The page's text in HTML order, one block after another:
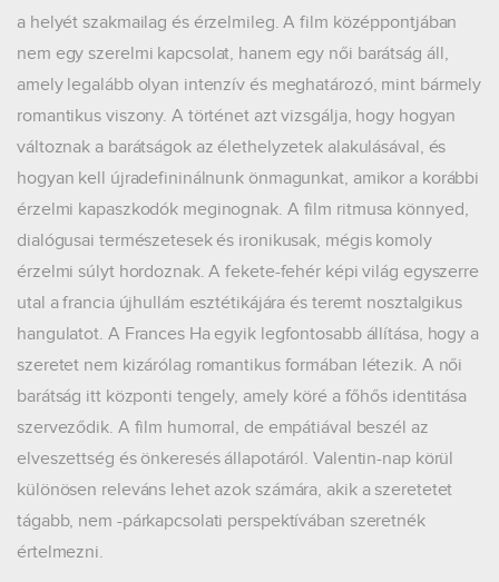
a helyét szakmailag és érzelmileg. A film középpontjában
nem egy szerelmi kapcsolat, hanem egy női barátság áll,
amely legalább olyan intenzív és meghatározó, mint bármely
romantikus viszony. A történet azt vizsgálja, hogy hogyan
változnak a barátságok az élethelyzetek alakulásával, és
hogyan kell újradefininálnunk önmagunkat, amikor a korábbi
érzelmi kapaszkodók meginognak. A film ritmusa könnyed,
dialógusai természetesek és ironikusak, mégis komoly
érzelmi súlyt hordoznak. A fekete-fehér képi világ egyszerre
utal a francia újhullám esztétikájára és teremt nosztalgikus
hangulatot. A Frances Ha egyik legfontosabb állítása, hogy a
szeretet nem kizárólag romantikus formában létezik. A női
barátság itt központi tengely, amely köré a főhős identitása
szerveződik. A film humorral, de empátiával beszél az
elveszettség és önkeresés állapotáról. Valentin-nap körül
különösen releváns lehet azok számára, akik a szeretetet
tágabb, nem -párkapcsolati perspektívában szeretnék
értelmezni.